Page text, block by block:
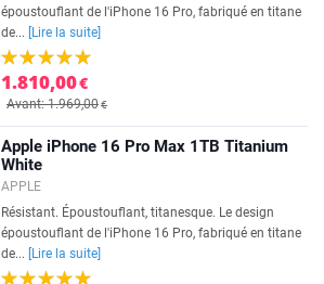
époustouflant de l'iPhone 16 Pro, fabriqué en titane
de...
[Lire la suite]
1.810,00€
Avant: 1.969,00€
Apple iPhone 16 Pro Max 1TB Titanium
White
APPLE
Résistant. Époustouflant, titanesque. Le design
époustouflant de l'iPhone 16 Pro, fabriqué en titane
de...
[Lire la suite]